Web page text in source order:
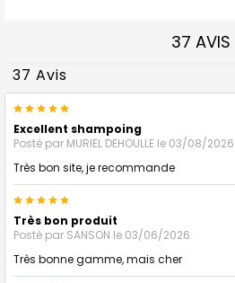
37 AVIS
37 Avis
5
Excellent shampoing
Posté par MURIEL DEHOULLE le 03/08/2026
Très bon site, je recommande
5
Très bon produit
Posté par SANSON le 03/06/2026
Très bonne gamme, mais cher